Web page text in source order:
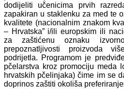
dodijeliti učenicima prvih
zapakiran u staklenku za med te
kvalitete (nacionalnim znakom
– Hrvatska” i/ili europskim ili
za zaštićenu oznaku
prepoznatljivosti proizvoda
podrijetla. Programom je
pčelarstva kroz promociju meda
hrvatskih pčelinjaka) čime im se
doprinos zaštiti okoliša